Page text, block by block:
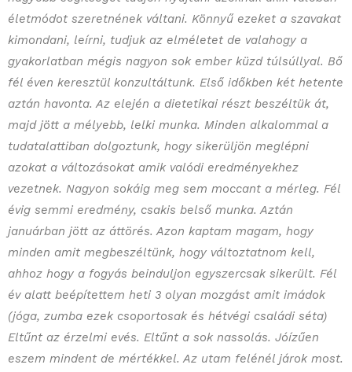
életmódot szeretnének váltani. Könnyű ezeket a szavakat
kimondani, leírni, tudjuk az elméletet de valahogy a
gyakorlatban mégis nagyon sok ember küzd túlsúllyal. Bő
fél éven keresztül konzultáltunk. Első időkben két hetente
aztán havonta. Az elején a dietetikai részt beszéltük át,
majd jött a mélyebb, lelki munka. Minden alkalommal a
tudatalattiban dolgoztunk, hogy sikerüljön meglépni
azokat a változásokat amik valódi eredményekhez
vezetnek. Nagyon sokáig meg sem moccant a mérleg. Fél
évig semmi eredmény, csakis belső munka. Aztán
januárban jött az áttörés. Azon kaptam magam, hogy
minden amit megbeszéltünk, hogy változtatnom kell,
ahhoz hogy a fogyás beinduljon egyszercsak sikerült. Fél
év alatt beépítettem heti 3 olyan mozgást amit imádok
(jóga, zumba ezek csoportosak és hétvégi családi séta)
Eltűnt az érzelmi evés. Eltűnt a sok nassolás. Jóízűen
eszem mindent de mértékkel. Az utam felénél járok most.